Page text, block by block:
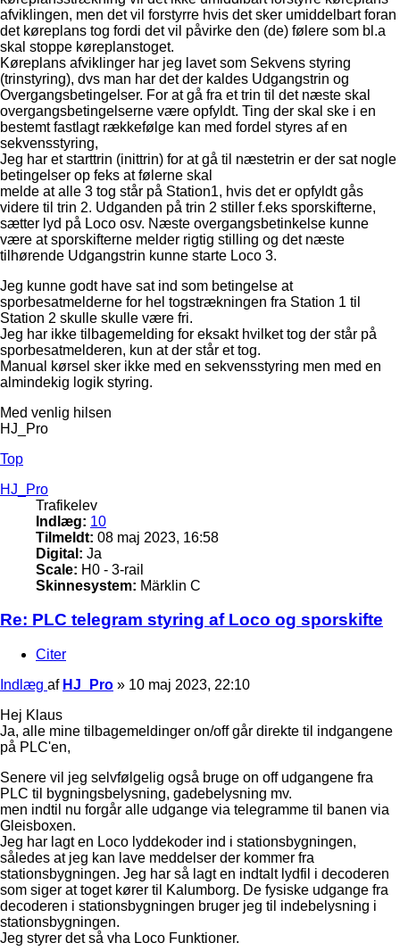
afviklingen, men det vil forstyrre hvis det sker umiddelbart foran
det køreplans tog fordi det vil påvirke den (de) følere som bl.a
skal stoppe køreplanstoget.
Køreplans afviklinger har jeg lavet som Sekvens styring
(trinstyring), dvs man har det der kaldes Udgangstrin og
Overgangsbetingelser. For at gå fra et trin til det næste skal
overgangsbetingelserne være opfyldt. Ting der skal ske i en
bestemt fastlagt rækkefølge kan med fordel styres af en
sekvensstyring,
Jeg har et starttrin (inittrin) for at gå til næstetrin er der sat nogle
betingelser op feks at følerne skal
melde at alle 3 tog står på Station1, hvis det er opfyldt gås
videre til trin 2. Udganden på trin 2 stiller f.eks sporskifterne,
sætter lyd på Loco osv. Næste overgangsbetinkelse kunne
være at sporskifterne melder rigtig stilling og det næste
tilhørende Udgangstrin kunne starte Loco 3.
Jeg kunne godt have sat ind som betingelse at
sporbesatmelderne for hel togstrækningen fra Station 1 til
Station 2 skulle skulle være fri.
Jeg har ikke tilbagemelding for eksakt hvilket tog der står på
sporbesatmelderen, kun at der står et tog.
Manual kørsel sker ikke med en sekvensstyring men med en
almindekig logik styring.
Med venlig hilsen
HJ_Pro
Top
HJ_Pro
Trafikelev
Indlæg: 10
Tilmeldt: 08 maj 2023, 16:58
Digital: Ja
Scale: H0 - 3-rail
Skinnesystem: Märklin C
Re: PLC telegram styring af Loco og sporskifte
Citer
Indlæg af HJ_Pro » 10 maj 2023, 22:10
Hej Klaus
Ja, alle mine tilbagemeldinger on/off går direkte til indgangene
på PLC'en,
Senere vil jeg selvfølgelig også bruge on off udgangene fra
PLC til bygningsbelysning, gadebelysning mv.
men indtil nu forgår alle udgange via telegramme til banen via
Gleisboxen.
Jeg har lagt en Loco lyddekoder ind i stationsbygningen,
således at jeg kan lave meddelser der kommer fra
stationsbygningen. Jeg har så lagt en indtalt lydfil i decoderen
som siger at toget kører til Kalumborg. De fysiske udgange fra
decoderen i stationsbygningen bruger jeg til indebelysning i
stationsbygningen.
Jeg styrer det så vha Loco Funktioner.